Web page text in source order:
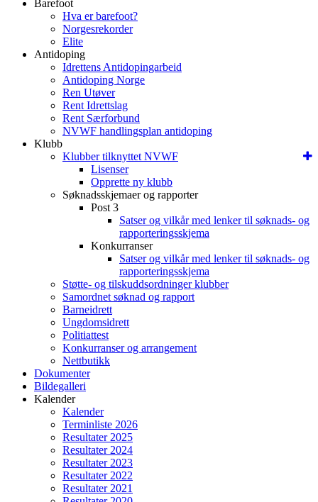
Barefoot
Hva er barefoot?
Norgesrekorder
Elite
Antidoping
Idrettens Antidopingarbeid
Antidoping Norge
Ren Utøver
Rent Idrettslag
Rent Særforbund
NVWF handlingsplan antidoping
Klubb
Klubber tilknyttet NVWF
Lisenser
Opprette ny klubb
Søknadsskjemaer og rapporter
Post 3
Satser og vilkår med lenker til søknads- og
rapporteringsskjema
Konkurranser
Satser og vilkår med lenker til søknads- og
rapporteringsskjema
Støtte- og tilskuddsordninger klubber
Samordnet søknad og rapport
Barneidrett
Ungdomsidrett
Politiattest
Konkurranser og arrangement
Nettbutikk
Dokumenter
Bildegalleri
Kalender
Kalender
Terminliste 2026
Resultater 2025
Resultater 2024
Resultater 2023
Resultater 2022
Resultater 2021